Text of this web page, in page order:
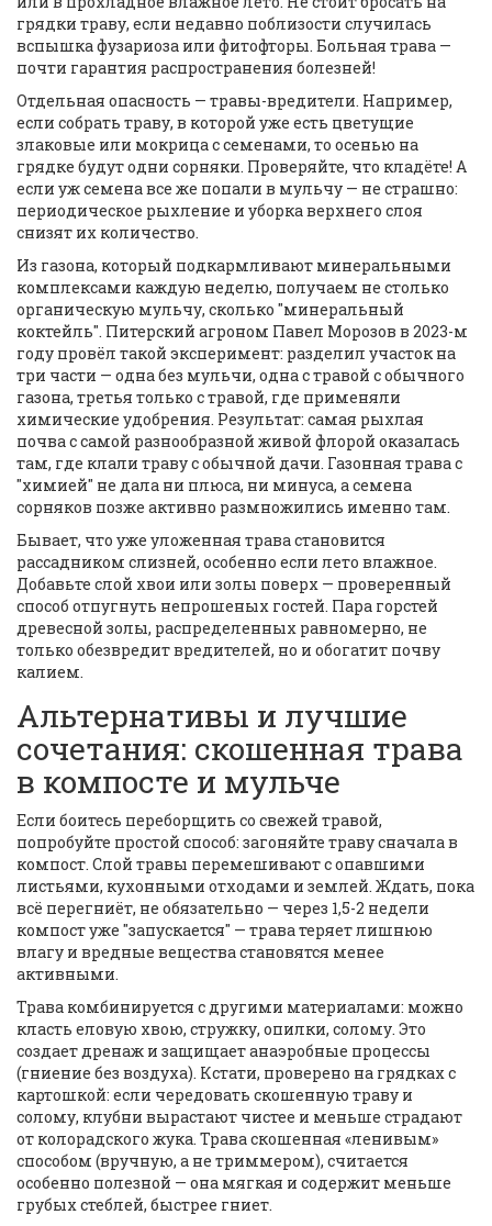
грядки траву, если недавно поблизости случилась
вспышка фузариоза или фитофторы. Больная трава —
почти гарантия распространения болезней!
Отдельная опасность — травы-вредители. Например,
если собрать траву, в которой уже есть цветущие
злаковые или мокрица с семенами, то осенью на
грядке будут одни сорняки. Проверяйте, что кладёте! А
если уж семена все же попали в мульчу — не страшно:
периодическое рыхление и уборка верхнего слоя
снизят их количество.
Из газона, который подкармливают минеральными
комплексами каждую неделю, получаем не столько
органическую мульчу, сколько "минеральный
коктейль". Питерский агроном Павел Морозов в 2023-м
году провёл такой эксперимент: разделил участок на
три части — одна без мульчи, одна с травой с обычного
газона, третья только с травой, где применяли
химические удобрения. Результат: самая рыхлая
почва с самой разнообразной живой флорой оказалась
там, где клали траву с обычной дачи. Газонная трава с
"химией" не дала ни плюса, ни минуса, а семена
сорняков позже активно размножились именно там.
Бывает, что уже уложенная трава становится
рассадником слизней, особенно если лето влажное.
Добавьте слой хвои или золы поверх — проверенный
способ отпугнуть непрошеных гостей. Пара горстей
древесной золы, распределенных равномерно, не
только обезвредит вредителей, но и обогатит почву
калием.
Альтернативы и лучшие
сочетания: скошенная трава
в компосте и мульче
Если боитесь переборщить со свежей травой,
попробуйте простой способ: загоняйте траву сначала в
компост. Слой травы перемешивают с опавшими
листьями, кухонными отходами и землей. Ждать, пока
всё перегниёт, не обязательно — через 1,5-2 недели
компост уже "запускается" — трава теряет лишнюю
влагу и вредные вещества становятся менее
активными.
Трава комбинируется с другими материалами: можно
класть еловую хвою, стружку, опилки, солому. Это
создает дренаж и защищает анаэробные процессы
(гниение без воздуха). Кстати, проверено на грядках с
картошкой: если чередовать скошенную траву и
солому, клубни вырастают чистее и меньше страдают
от колорадского жука. Трава скошенная «ленивым»
способом (вручную, а не триммером), считается
особенно полезной — она мягкая и содержит меньше
грубых стеблей, быстрее гниет.